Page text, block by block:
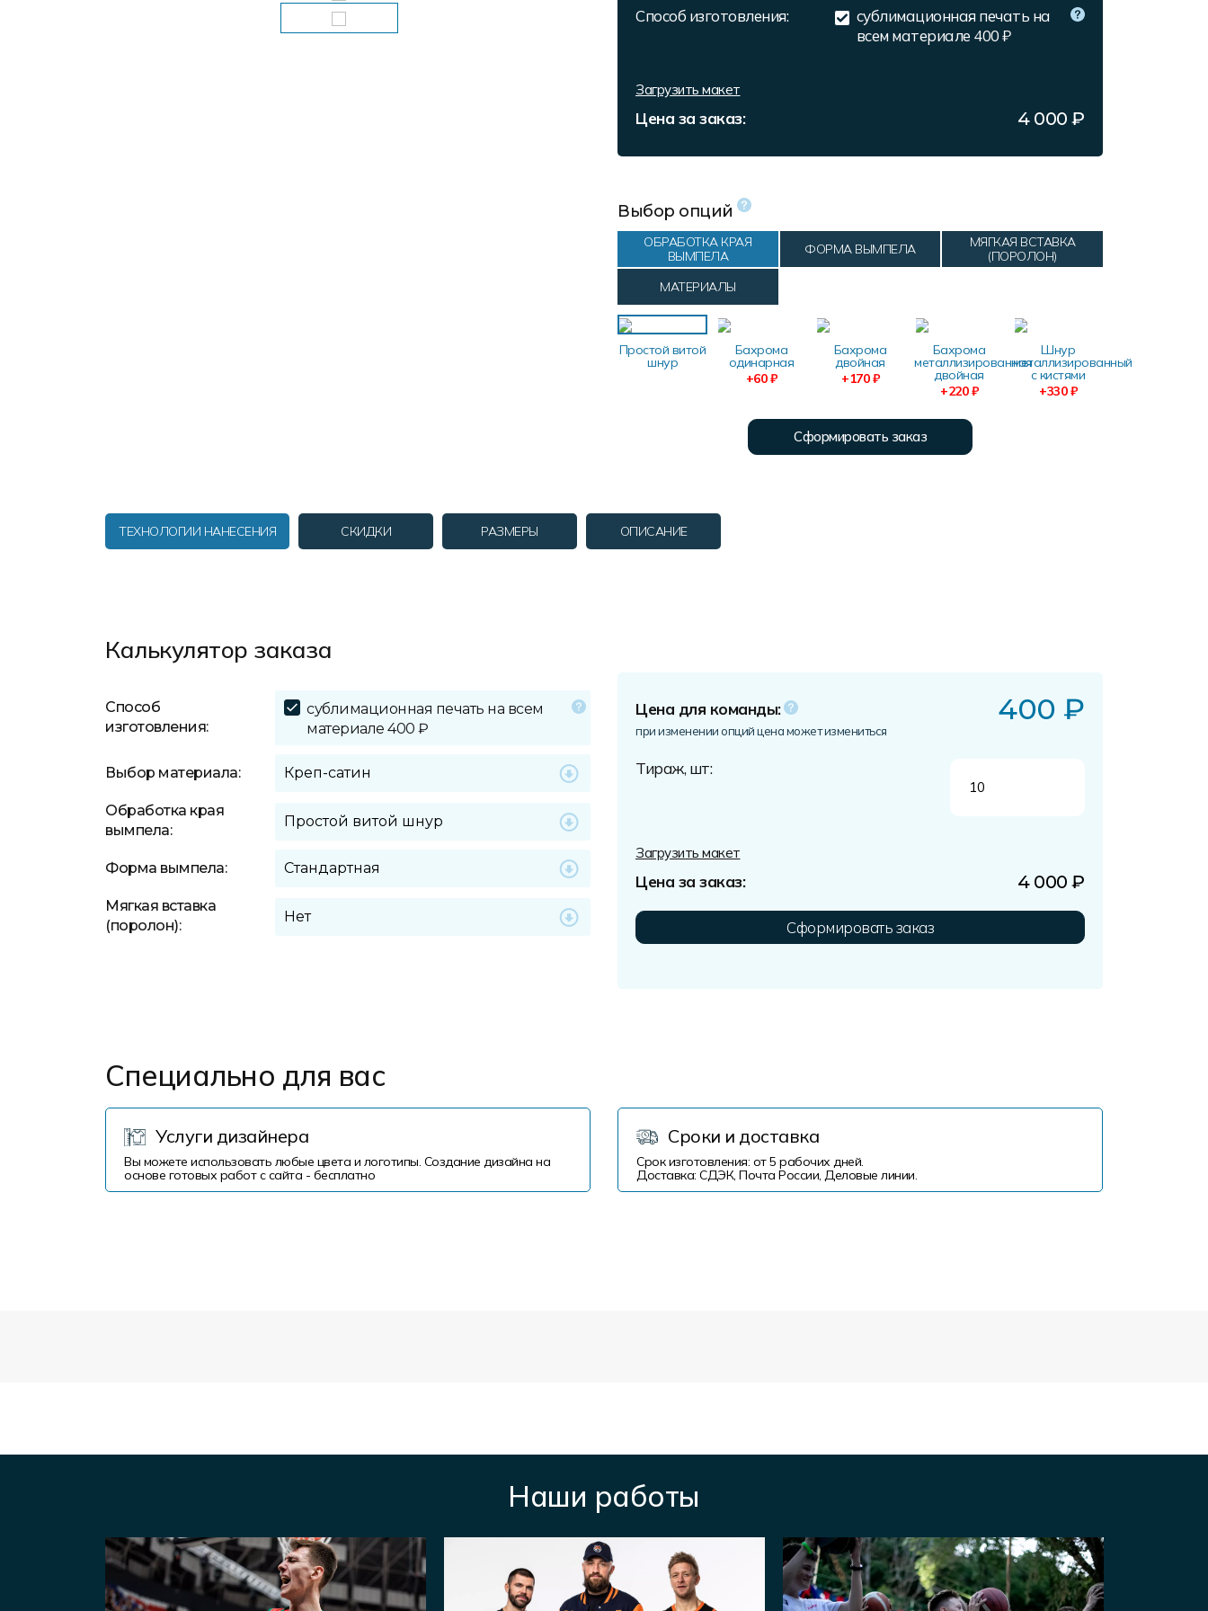
Способ изготовления:
сублимационная печать на
всем материале 400 ₽
Загрузить макет
Цена за заказ: 4 000 ₽
Выбор опций
Простой витой
шнур
Бахрома
одинарная
+60 ₽
Бахрома
двойная
+170 ₽
Бахрома
металлизированная
двойная
+220 ₽
Шнур
металлизированный
с кистями
+330 ₽
ОБРАБОТКА КРАЯ
ВЫМПЕЛА
ФОРМА ВЫМПЕЛА
МЯГКАЯ ВСТАВКА
(ПОРОЛОН)
МАТЕРИАЛЫ
Сформировать заказ
ТЕХНОЛОГИИ НАНЕСЕНИЯ СКИДКИ РАЗМЕРЫ ОПИСАНИЕ
Калькулятор заказа
Способ
изготовления:
сублимационная печать на всем
материале 400 ₽
Выбор материала:
Обработка края
вымпела:
Форма вымпела:
Мягкая вставка
(поролон):
Цена для команды:
при изменении опций цена может измениться
400 ₽
Тираж, шт:
Загрузить макет
Цена за заказ: 4 000 ₽
Сформировать заказ
Специально для вас
Услуги дизайнера
Вы можете использовать любые цвета и логотипы. Создание дизайна на
основе готовых работ с сайта - бесплатно
Сроки и доставка
Срок изготовления: от 5 рабочих дней.
Доставка: СДЭК, Почта России, Деловые линии.
Наши работы